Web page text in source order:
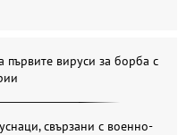
първите вируси за борба с
свързани с военно-